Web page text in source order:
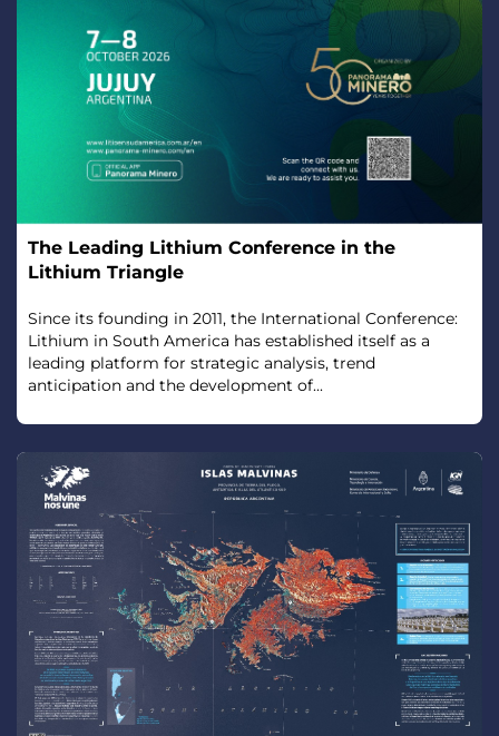
The Leading Lithium Conference in the
Lithium Triangle
Since its founding in 2011, the International Conference:
Lithium in South America has established itself as a
leading platform for strategic analysis, trend
anticipation and the development of...